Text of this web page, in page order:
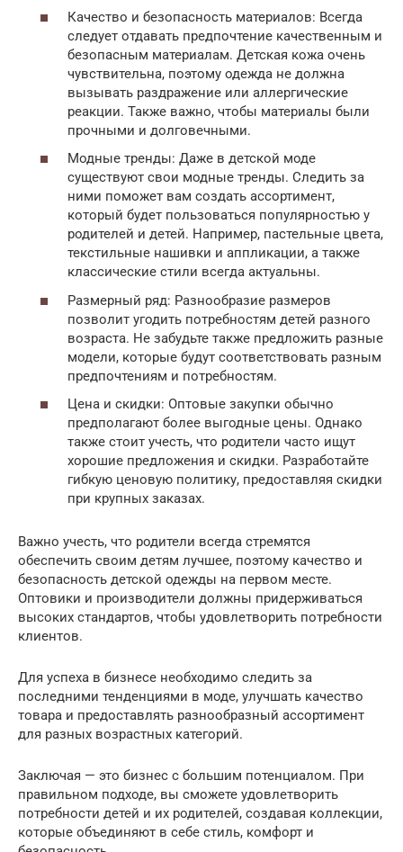
Качество и безопасность материалов: Всегда
следует отдавать предпочтение качественным и
безопасным материалам. Детская кожа очень
чувствительна, поэтому одежда не должна
вызывать раздражение или аллергические
реакции. Также важно, чтобы материалы были
прочными и долговечными.
Модные тренды: Даже в детской моде
существуют свои модные тренды. Следить за
ними поможет вам создать ассортимент,
который будет пользоваться популярностью у
родителей и детей. Например, пастельные цвета,
текстильные нашивки и аппликации, а также
классические стили всегда актуальны.
Размерный ряд: Разнообразие размеров
позволит угодить потребностям детей разного
возраста. Не забудьте также предложить разные
модели, которые будут соответствовать разным
предпочтениям и потребностям.
Цена и скидки: Оптовые закупки обычно
предполагают более выгодные цены. Однако
также стоит учесть, что родители часто ищут
хорошие предложения и скидки. Разработайте
гибкую ценовую политику, предоставляя скидки
при крупных заказах.
Важно учесть, что родители всегда стремятся
обеспечить своим детям лучшее, поэтому качество и
безопасность детской одежды на первом месте.
Оптовики и производители должны придерживаться
высоких стандартов, чтобы удовлетворить потребности
клиентов.
Для успеха в бизнесе необходимо следить за
последними тенденциями в моде, улучшать качество
товара и предоставлять разнообразный ассортимент
для разных возрастных категорий.
Заключая — это бизнес с большим потенциалом. При
правильном подходе, вы сможете удовлетворить
потребности детей и их родителей, создавая коллекции,
которые объединяют в себе стиль, комфорт и